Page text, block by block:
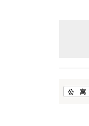
公 寓